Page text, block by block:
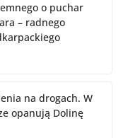
o puchar
– radnego
na drogach. W
opanują Dolinę